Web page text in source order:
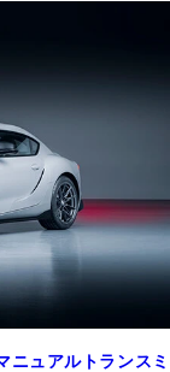
ニュアルトランスミ